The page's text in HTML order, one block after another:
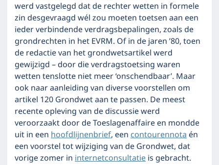
werd vastgelegd dat de rechter wetten in formele
zin desgevraagd wél zou moeten toetsen aan een
ieder verbindende verdragsbepalingen, zoals de
grondrechten in het EVRM. Of in de jaren ’80, toen
de redactie van het grondwetsartikel werd
gewijzigd – door die verdragstoetsing waren
wetten tenslotte niet meer ‘onschendbaar’. Maar
ook naar aanleiding van diverse voorstellen om
artikel 120 Grondwet aan te passen. De meest
recente opleving van de discussie werd
veroorzaakt door de Toeslagenaffaire en mondde
uit in eenhoofdlijnenbrief, eencontourennotaén
een voorstel tot wijziging van de Grondwet, dat
vorige zomer ininternetconsultatieis gebracht.